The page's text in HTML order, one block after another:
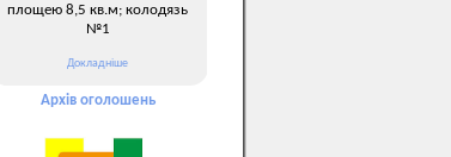
площею 8,5 кв.м; колодязь
№1
Докладніше
Архів оголошень